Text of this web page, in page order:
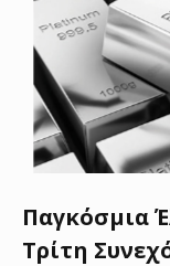
Παγκόσμια
Τρίτη